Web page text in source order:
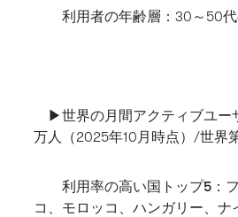
利用者の年齢層 ：30～50
▶世界の月間アクティブユー
万人（2025年10月時点）/世界
利用率の高い国トップ5 ：
コ、モロッコ、ハンガリー、ナ